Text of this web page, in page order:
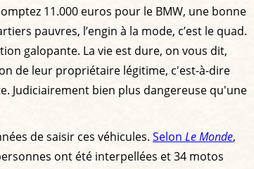
11.000 euros pour le BMW, une bonne
pauvres, l’engin à la mode, c’est le quad.
galopante. La vie est dure, on vous dit,
de leur propriétaire légitime, c'est-à-dire
Judiciairement bien plus dangereuse qu'une
de saisir ces véhicules. Selon Le Monde,
ont été interpellées et 34 motos